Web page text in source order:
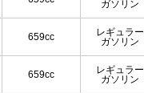
ガソリン
659cc
レギュラー
ガソリン
659cc
レギュラー
ガソリン